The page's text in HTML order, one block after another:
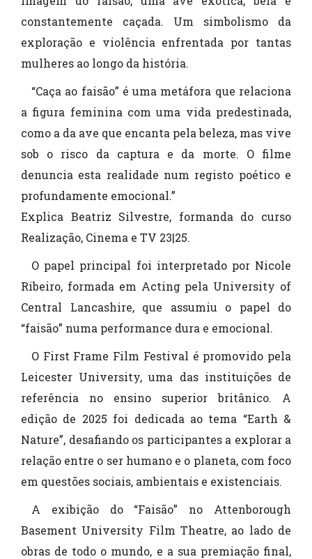
constantemente caçada. Um simbolismo da
exploração e violência enfrentada por tantas
mulheres ao longo da história.
“Caça ao faisão” é uma metáfora que relaciona
a figura feminina com uma vida predestinada,
como a da ave que encanta pela beleza, mas vive
sob o risco da captura e da morte. O filme
denuncia esta realidade num registo poético e
profundamente emocional.”
Explica Beatriz Silvestre, formanda do curso
Realização, Cinema e TV 23|25.
O papel principal foi interpretado por Nicole
Ribeiro, formada em Acting pela University of
Central Lancashire, que assumiu o papel do
“faisão” numa performance dura e emocional.
O First Frame Film Festival é promovido pela
Leicester University, uma das instituições de
referência no ensino superior britânico. A
edição de 2025 foi dedicada ao tema “Earth &
Nature”, desafiando os participantes a explorar a
relação entre o ser humano e o planeta, com foco
em questões sociais, ambientais e existenciais.
A exibição do “Faisão” no Attenborough
Basement University Film Theatre, ao lado de
obras de todo o mundo, e a sua premiação final,